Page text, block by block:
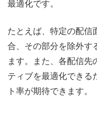
最適化です。
たとえば、特定の配信
合、その部分を除外す
ます。また、各配信先
ティブを最適化できる
ト率が期待できます。